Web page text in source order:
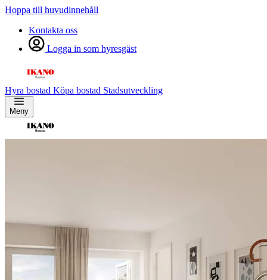
Hoppa till huvudinnehåll
Kontakta oss
Logga in som hyresgäst
Hyra bostad Köpa bostad Stadsutveckling
Meny